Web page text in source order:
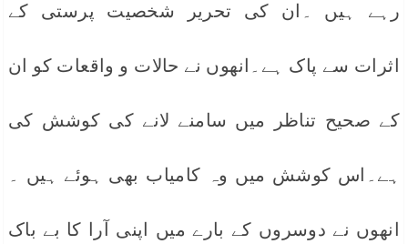
رہے ہیں ۔ان کی تحریر شخصیت پرستی کے
اثرات سے پاک ہے۔انھوں نے حالات و واقعات کو ان
کے صحیح تناظر میں سامنے لانے کی کوشش کی
ہے۔اس کوشش میں وہ کامیاب بھی ہوئے ہیں ۔
انھوں نے دوسروں کے بارے میں اپنی آرا کا بے باک